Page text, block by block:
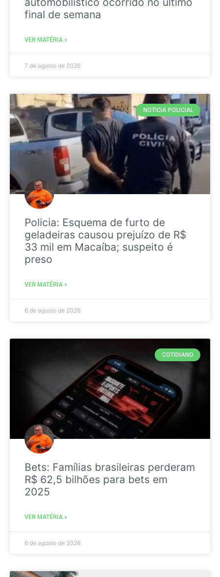
final de semana
VER MATÉRIA »
7 de agosto de 2026
NOTICIA POLICIAL
Policia: Esquema de furto de
geladeiras causou prejuízo de R$
33 mil em Macaíba; suspeito é
preso
VER MATÉRIA »
6 de agosto de 2026
COTIDIANO
Bets: Famílias brasileiras perderam
R$ 62,5 bilhões para bets em
2025
VER MATÉRIA »
6 de agosto de 2026